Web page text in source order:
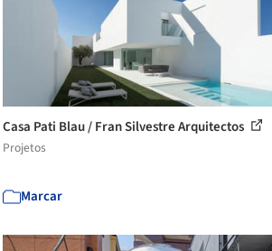
Casa Pati Blau / Fran Silvestre Arquitectos
Projetos
Marcar